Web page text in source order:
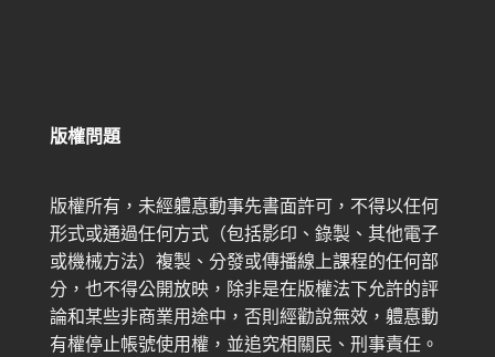
版權問題
版權所有，未經軆惪動事先書面許可，不得以任何
形式或通過任何方式（包括影印、錄製、其他電子
或機械方法）複製、分發或傳播線上課程的任何部
分，也不得公開放映，除非是在版權法下允許的評
論和某些非商業用途中，否則經勸說無效，軆惪動
有權停止帳號使用權，並追究相關民、刑事責任。